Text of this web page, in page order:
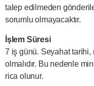
talep edilmeden
sorumlu olmayacaktır.
İşlem Süresi
7 iş günü. Seyahat
olmalıdır. Bu nedenle
rica olunur.